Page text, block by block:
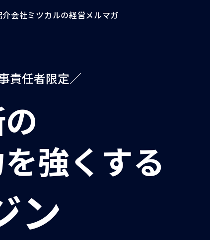
会社ミツカルの経営メルマガ
責任者限定／
強くする
ン